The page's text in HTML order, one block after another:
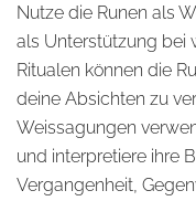
Nutze die Runen als
als Unterstützung bei
Ritualen können die
deine Absichten zu
Weissagungen
und interpretiere ihre
Vergangenheit,